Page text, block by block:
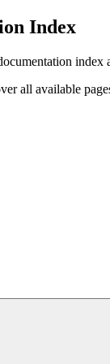
Index
index
all available